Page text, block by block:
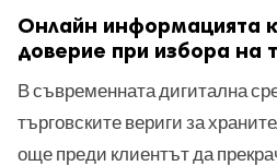
Онлайн информацията
доверие при избора на
В съвременната дигитална
търговските вериги за
още преди клиентът да